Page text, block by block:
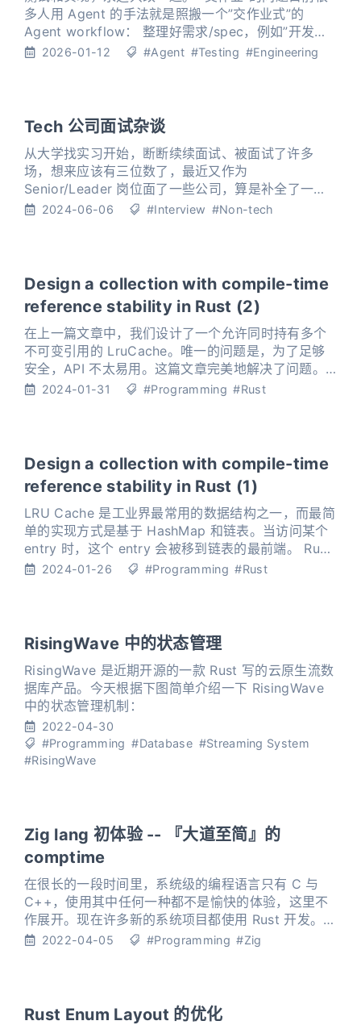
多人用 Agent 的手法就是照搬一个”交作业式”的
Agent workflow： 整理好需求/spec，例如”开发一
个数据获取框架，要求实现功能 1 2 3 4 5” 把 spec
2026-01-12 #Agent #Testing #Engineering
Tech 公司面试杂谈
从大学找实习开始，断断续续面试、被面试了许多
场，想来应该有三位数了，最近又作为
Senior/Leader 岗位面了一些公司，算是补全了一块
人生体验，写篇文章谈谈 Tech 公司面试的感想。 算
Big-name Tech 带
2024-06-06 #Interview #Non-tech
Design a collection with compile-time
reference stability in Rust (2)
在上一篇文章中，我们设计了一个允许同时持有多个
不可变引用的 LruCache。唯一的问题是，为了足够
安全，API 不太易用。这篇文章完美地解决了问题。
1234567891011new_lru_cache(|mut perm, mut
2024-01-31 #Programming #Rust
Design a collection with compile-time
reference stability in Rust (1)
LRU Cache 是工业界最常用的数据结构之一，而最简
单的实现方式是基于 HashMap 和链表。当访问某个
entry 时，这个 entry 会被移到链表的最前端。 Rust
有个 crate lru 实现了这个数据结构，这里摘取了几个
2024-01-26 #Programming #Rust
RisingWave 中的状态管理
RisingWave 是近期开源的一款 Rust 写的云原生流数
据库产品。今天根据下图简单介绍一下 RisingWave
中的状态管理机制：
2022-04-30
#Programming #Database #Streaming System
#RisingWave
Zig lang 初体验 -- 『大道至简』的
comptime
在很长的一段时间里，系统级的编程语言只有 C 与
C++，使用其中任何一种都不是愉快的体验，这里不
作展开。现在许多新的系统项目都使用 Rust 开发。然
而这些都不是本文的重点，最近我接触了一个新的系
2022-04-05 #Programming #Zig
Rust Enum Layout 的优化